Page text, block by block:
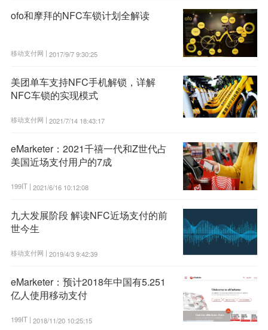
ofo和摩拜的NFC车锁计划全解读
移动支付网 | 2017/9/7 9:30:25
美团单车支持NFC手机解锁，详解
NFC车锁的实现模式
移动支付网 | 2021/7/14 18:43:17
eMarketer：2021千禧一代和Z世代占
美国近场支付用户的7成
199IT | 2021/6/16 10:12:08
九大发展阶段 解读NFC近场支付的前
世今生
移动支付网 | 2019/4/3 9:42:39
eMarketer：预计2018年中国有5.251
亿人使用移动支付
199IT | 2018/11/20 10:25:15